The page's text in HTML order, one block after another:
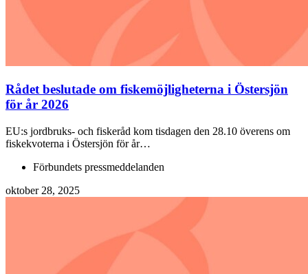
Rådet beslutade om fiskemöjligheterna i Östersjön
för år 2026
EU:s jordbruks- och fiskeråd kom tisdagen den 28.10 överens om
fiskekvoterna i Östersjön för år…
Förbundets pressmeddelanden
oktober 28, 2025